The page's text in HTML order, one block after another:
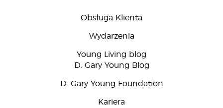
Obsługa Klienta
Wydarzenia
Young Living blog
D. Gary Young Blog
D. Gary Young Foundation
Kariera